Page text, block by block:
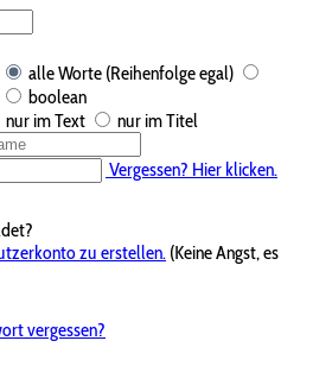
alle Worte (Reihenfolge egal)
boolean
nur im Text
nur im Titel
Vergessen? Hier klicken.
zu erstellen. (Keine Angst, es
vergessen?